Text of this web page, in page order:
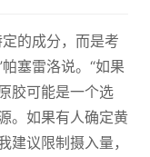
的成分，而是考
塞雷洛说。“如果
胶可能是一个选
。如果有人确定黄
建议限制摄入量，